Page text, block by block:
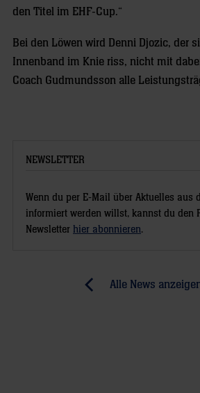
den Titel im EHF-Cup.“
Bei den Löwen wird Denni Djozic, der
Innenband im Knie riss, nicht mit
Coach Gudmundsson alle
NEWSLETTER
Wenn du per E-Mail über Aktuelles aus
informiert werden willst, kannst du den
Newsletter hier abonnieren.
Alle News